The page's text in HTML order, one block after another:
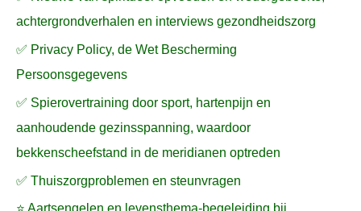
achtergrondverhalen en interviews gezondheidszorg
✅ Privacy Policy, de Wet Bescherming
Persoonsgegevens
✅ Spierovertraining door sport, hartenpijn en
aanhoudende gezinsspanning, waardoor
bekkenscheefstand in de meridianen optreden
✅ Thuiszorgproblemen en steunvragen